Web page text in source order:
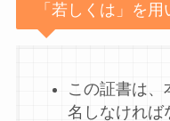
「若しくは」を
この証書は、
名しなければ